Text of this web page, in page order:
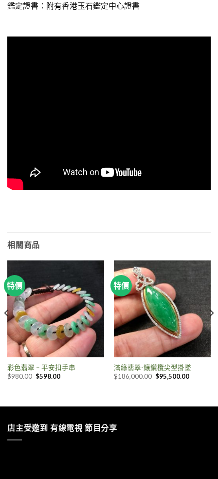
鑑定證書： 附有香港玉石鑑定中心證書
相關商品
特價
彩色翡翠 – 平安扣手串
$980.00 $598.00
特價
滿綠翡翠-鑲鑽欖尖型掛墜
$186,000.00 $95,500.00
店主受邀到 有線電視 節目分享